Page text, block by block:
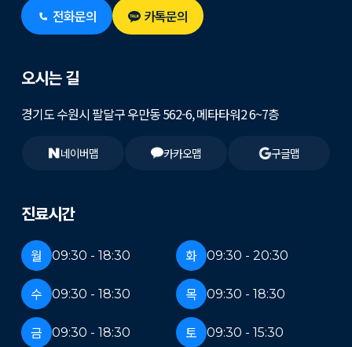
전화문의 카톡문의
진료시간
월 09:30 - 18:30 화 09:30 - 20:30
수 09:30 - 18:30 목 09:30 - 18:30
금 09:30 - 18:30 토 09:30 - 15:30
오시는 길
경기도 수원시 팔달구 우만동 562-6, 메타타워2 6~7층
네이버맵 카카오맵 구글맵